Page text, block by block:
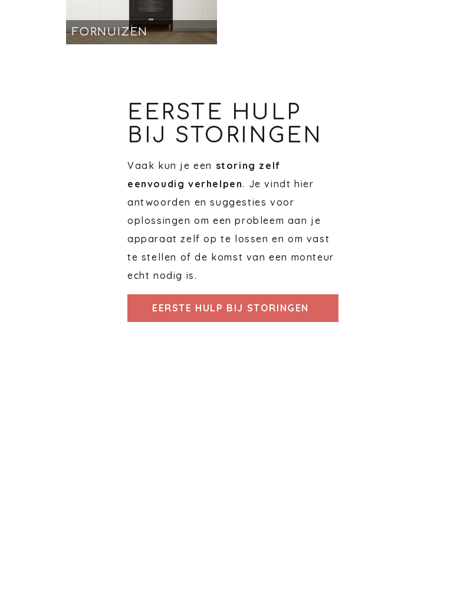
FORNUIZEN
EERSTE HULP
BIJ STORINGEN
Vaak kun je een storing zelf
eenvoudig verhelpen. Je vindt hier
antwoorden en suggesties voor
oplossingen om een probleem aan je
apparaat zelf op te lossen en om vast
te stellen of de komst van een monteur
echt nodig is.
EERSTE HULP BIJ STORINGEN